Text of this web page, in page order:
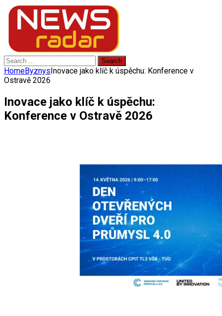
Search
for:
HomeByznysInovace jako klíč k úspěchu: Konference v
Ostravě 2026
Inovace jako klíč k úspěchu:
Konference v Ostravě 2026